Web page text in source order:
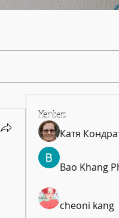
Members
Катя
Bao Khang
cheoni kang